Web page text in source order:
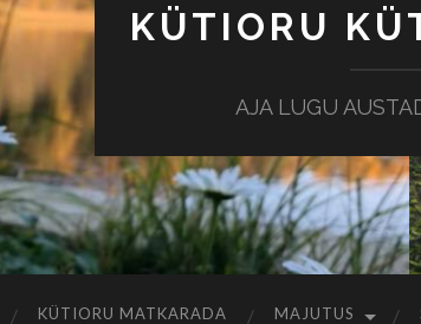
KÜTIORU
AJA LUGU
KÜTIORU MATKARADA MAJUTUS